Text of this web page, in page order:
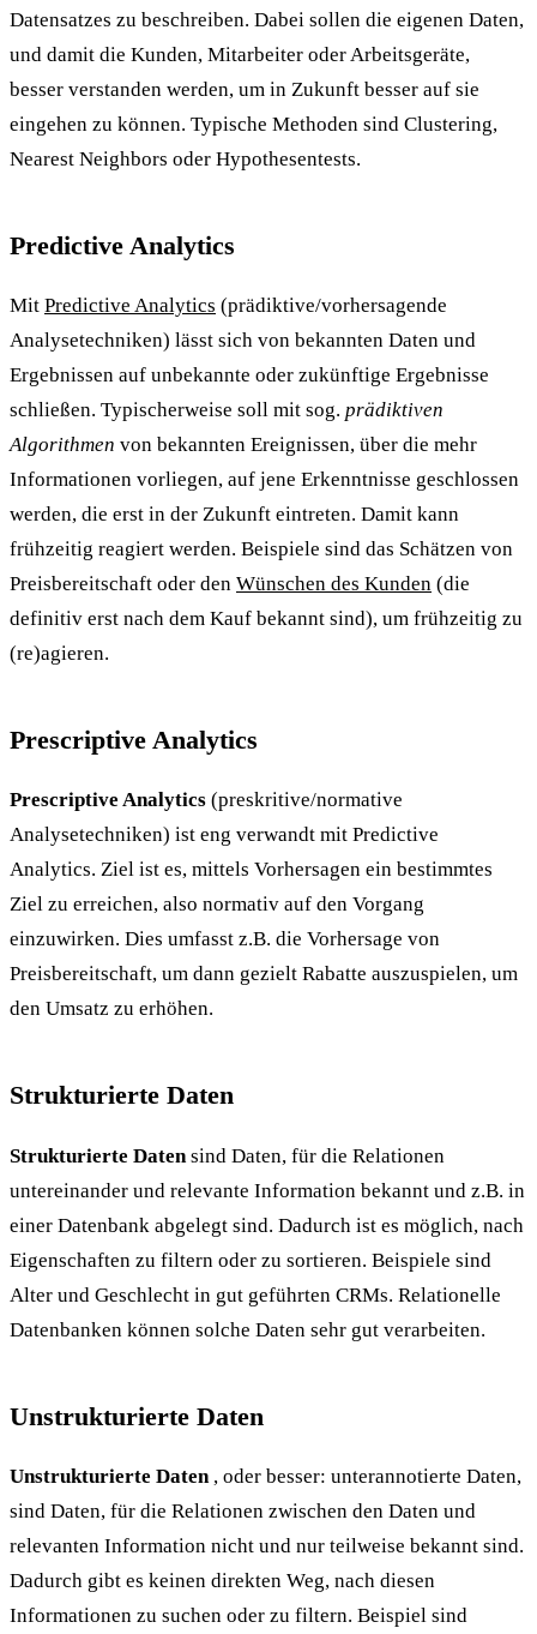
Datensatzes zu beschreiben. Dabei sollen die eigenen Daten,
und damit die Kunden, Mitarbeiter oder Arbeitsgeräte,
besser verstanden werden, um in Zukunft besser auf sie
eingehen zu können. Typische Methoden sind Clustering,
Nearest Neighbors oder Hypothesentests.
Predictive Analytics
Mit Predictive Analytics (prädiktive/vorhersagende
Analysetechniken) lässt sich von bekannten Daten und
Ergebnissen auf unbekannte oder zukünftige Ergebnisse
schließen. Typischerweise soll mit sog. prädiktiven
Algorithmen von bekannten Ereignissen, über die mehr
Informationen vorliegen, auf jene Erkenntnisse geschlossen
werden, die erst in der Zukunft eintreten. Damit kann
frühzeitig reagiert werden. Beispiele sind das Schätzen von
Preisbereitschaft oder den Wünschen des Kunden (die
definitiv erst nach dem Kauf bekannt sind), um frühzeitig zu
(re)agieren.
Prescriptive Analytics
Prescriptive Analytics (preskritive/normative
Analysetechniken) ist eng verwandt mit Predictive
Analytics. Ziel ist es, mittels Vorhersagen ein bestimmtes
Ziel zu erreichen, also normativ auf den Vorgang
einzuwirken. Dies umfasst z.B. die Vorhersage von
Preisbereitschaft, um dann gezielt Rabatte auszuspielen, um
den Umsatz zu erhöhen.
Strukturierte Daten
Strukturierte Daten sind Daten, für die Relationen
untereinander und relevante Information bekannt und z.B. in
einer Datenbank abgelegt sind. Dadurch ist es möglich, nach
Eigenschaften zu filtern oder zu sortieren. Beispiele sind
Alter und Geschlecht in gut geführten CRMs. Relationelle
Datenbanken können solche Daten sehr gut verarbeiten.
Unstrukturierte Daten
Unstrukturierte Daten , oder besser: unterannotierte Daten,
sind Daten, für die Relationen zwischen den Daten und
relevanten Information nicht und nur teilweise bekannt sind.
Dadurch gibt es keinen direkten Weg, nach diesen
Informationen zu suchen oder zu filtern. Beispiel sind